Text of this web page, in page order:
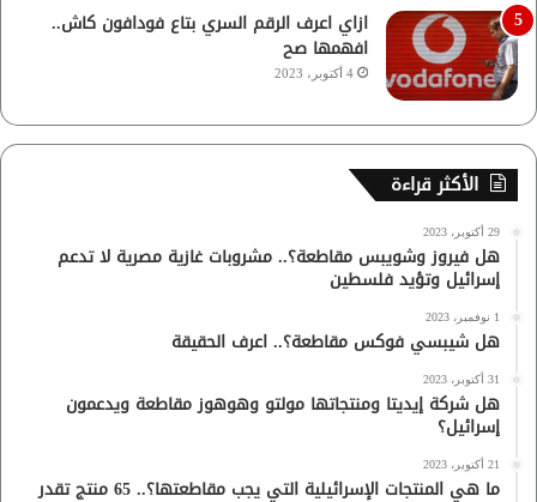
ازاي اعرف الرقم السري بتاع فودافون كاش..
افهمها صح
4 أكتوبر، 2023
الأكثر قراءة
29 أكتوبر، 2023
هل فيروز وشويبس مقاطعة؟.. مشروبات غازية مصرية لا تدعم
إسرائيل وتؤيد فلسطين
1 نوفمبر، 2023
هل شيبسي فوكس مقاطعة؟.. اعرف الحقيقة
31 أكتوبر، 2023
هل شركة إيديتا ومنتجاتها مولتو وهوهوز مقاطعة ويدعمون
إسرائيل؟
21 أكتوبر، 2023
ما هي المنتجات الإسرائيلية التي يجب مقاطعتها؟.. 65 منتج تقدر